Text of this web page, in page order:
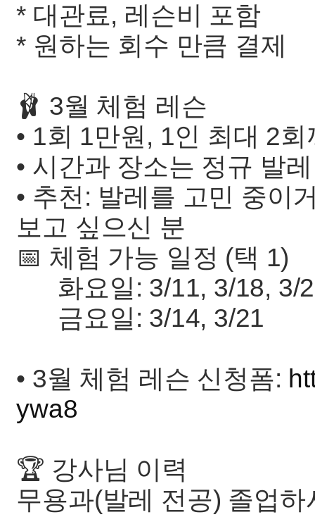
* 대관료, 레슨비 포함
* 원하는 회수 만큼 결제
🩰 3월 체험 레슨
• 1회 1만원, 1인 최대 2
• 시간과 장소는 정규 발
• 추천: 발레를 고민 중이
보고 싶으신 분
📅 체험 가능 일정 (택 1)
화요일: 3/11, 3/18, 3/
금요일: 3/14, 3/21
• 3월 체험 레슨 신청폼:
ywa8
🏆 강사님 이력
무용과(발레 전공) 졸업